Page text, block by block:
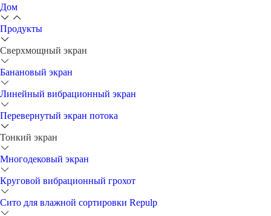
Дом
Продукты
Сверхмощный экран
Банановый экран
Линейный вибрационный экран
Перевернутый экран потока
Тонкий экран
Многодековый экран
Круговой вибрационный грохот
Сито для влажной сортировки Repulp